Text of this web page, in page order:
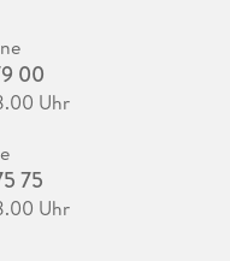
00
Uhr
75
Uhr